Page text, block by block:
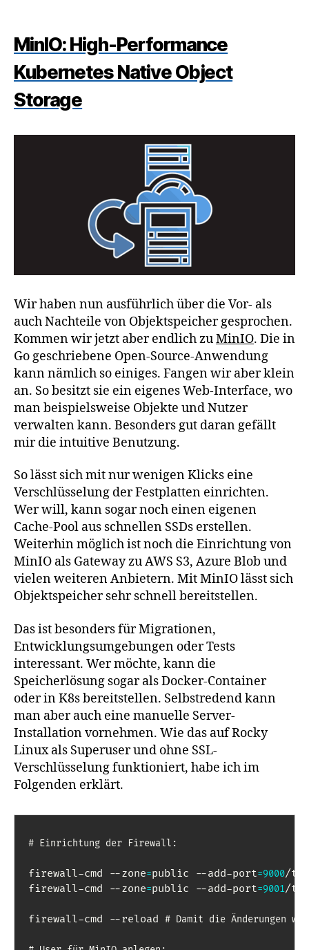
MinIO: High-Performance
Kubernetes Native Object
Storage
Wir haben nun ausführlich über die Vor- als
auch Nachteile von Objektspeicher gesprochen.
Kommen wir jetzt aber endlich zuMinIO. Die in
Go geschriebene Open-Source-Anwendung
kann nämlich so einiges. Fangen wir aber klein
an. So besitzt sie ein eigenes Web-Interface, wo
man beispielsweise Objekte und Nutzer
verwalten kann. Besonders gut daran gefällt
mir die intuitive Benutzung.
So lässt sich mit nur wenigen Klicks eine
Verschlüsselung der Festplatten einrichten.
Wer will, kann sogar noch einen eigenen
Cache-Pool aus schnellen SSDs erstellen.
Weiterhin möglich ist noch die Einrichtung von
MinIO als Gateway zu AWS S3, Azure Blob und
vielen weiteren Anbietern. Mit MinIO lässt sich
Objektspeicher sehr schnell bereitstellen.
Das ist besonders für Migrationen,
Entwicklungsumgebungen oder Tests
interessant. Wer möchte, kann die
Speicherlösung sogar als Docker-Container
oder in K8s bereitstellen. Selbstredend kann
man aber auch eine manuelle Server-
Installation vornehmen. Wie das auf Rocky
Linux als Superuser und ohne SSL-
Verschlüsselung funktioniert, habe ich im
Folgenden erklärt.
# Einrichtung der Firewall:
firewall-cmd --zone=public --add-port=9000/
firewall-cmd --zone=public --add-port=9001/
firewall-cmd --reload # Damit die Änderungen